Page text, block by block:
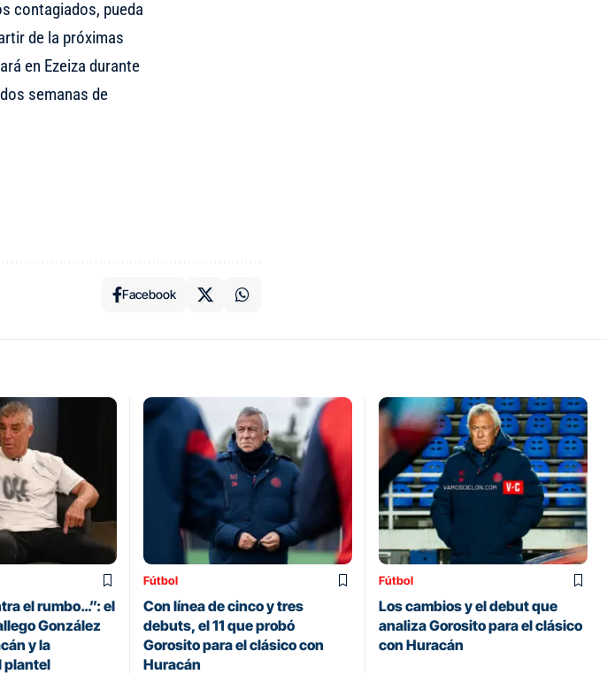
contagiados, pueda
de la próximas
en Ezeiza durante
semanas de
Facebook
el rumbo…”: el
González
y la
plantel
Fútbol
Con línea de cinco y tres
debuts, el 11 que probó
Gorosito para el clásico con
Huracán
Fútbol
Los cambios y el debut que
analiza Gorosito para el clásico
con Huracán